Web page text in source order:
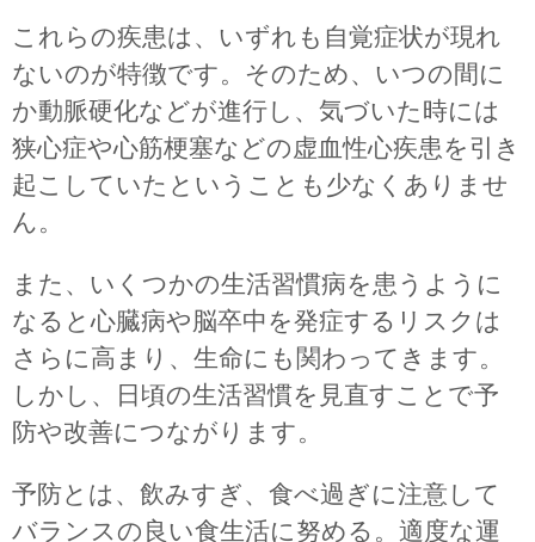
睡眠時無呼吸症候群
自費診療
アレルギー検査
美容皮膚科
相談室
ケアマネジャーの方へ
これらの疾患は、いずれも自覚症状が現れ
ないのが特徴です。そのため、いつの間に
か動脈硬化などが進行し、気づいた時には
狭心症や心筋梗塞などの虚血性心疾患を引き
起こしていたということも少なくありませ
ん。
また、いくつかの生活習慣病を患うように
なると心臓病や脳卒中を発症するリスクは
さらに高まり、生命にも関わってきます。
しかし、日頃の生活習慣を見直すことで予
防や改善につながります。
予防とは、飲みすぎ、食べ過ぎに注意して
バランスの良い食生活に努める。適度な運